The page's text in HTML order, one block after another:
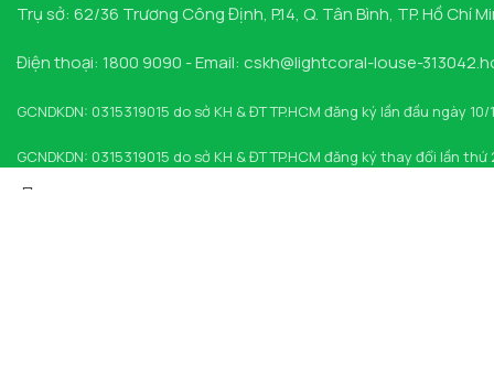
Trụ sở: 62/36 Trương Công Định, P.14, Q. Tân Bình, TP. Hồ Chí
Điện thoại: 1800 9090 - Email: cskh@lightcoral-louse-
GCNDKDN: 0315319015 do sở KH & ĐT TP.HCM đăng ký lần đầu ngày 10/
GCNDKDN: 0315319015 do sở KH & ĐT TP.HCM đăng ký thay đổi lần